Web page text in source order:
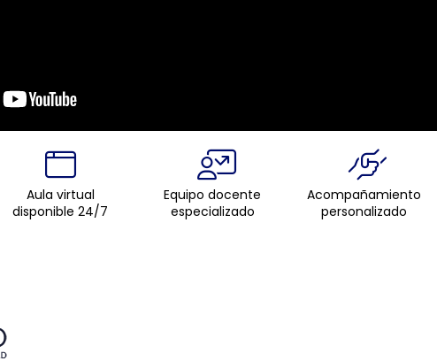
Aula virtual
disponible 24/7
Equipo docente
especializado
Acompañamiento
personalizado